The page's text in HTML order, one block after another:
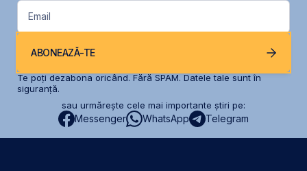
Email
ABONEAZĂ-TE
Te poți dezabona oricând. Fără SPAM. Datele tale sunt în
siguranță.
sau urmărește cele mai importante știri pe:
Messenger WhatsApp Telegram